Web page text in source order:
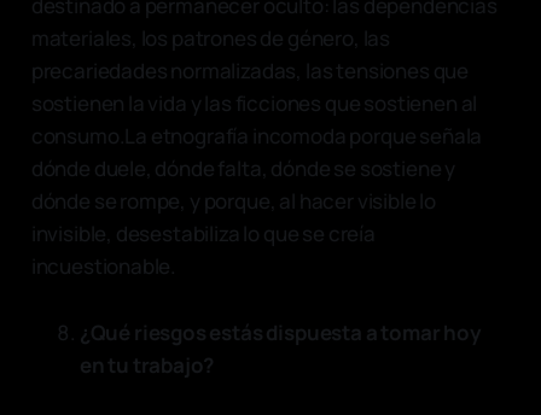
materiales, los patrones de género, las
precariedades normalizadas, las tensiones que
sostienen la vida y las ficciones que sostienen al
consumo.La etnografía incomoda porque señala
dónde duele, dónde falta, dónde se sostiene y
dónde se rompe, y porque, al hacer visible lo
invisible, desestabiliza lo que se creía
incuestionable.
¿Qué riesgos estás dispuesta a tomar hoy
en tu trabajo?